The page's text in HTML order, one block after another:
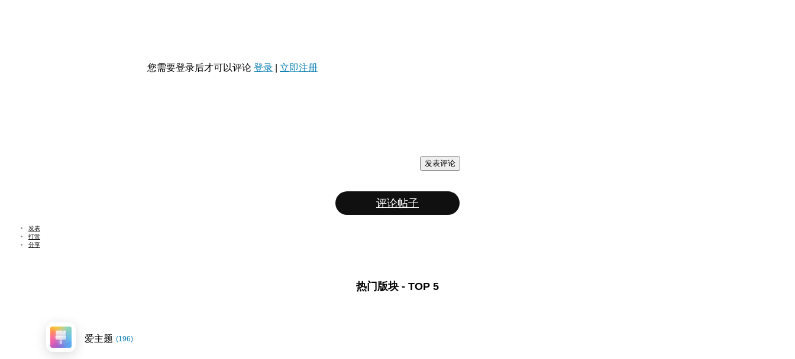
您需要登录后才可以评论 登录 立即注册
发表评论
评论帖子
发表
打赏
分享
热门版块 - TOP 5
爱主题 (196)